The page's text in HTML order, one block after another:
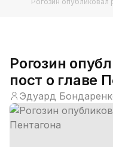
Рогозин
пост о главе
Эдуард